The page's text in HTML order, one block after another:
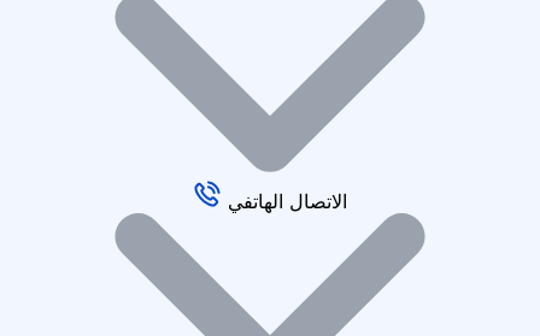
الاتصال الهاتفي